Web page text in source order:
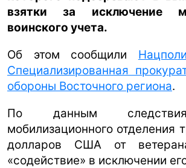
взятки за исключение
воинского учета.
Об этом сообщили
Специализированная
обороны Восточного региона.
По данным
мобилизационного отделения
долларов США от
«содействие» в исключении